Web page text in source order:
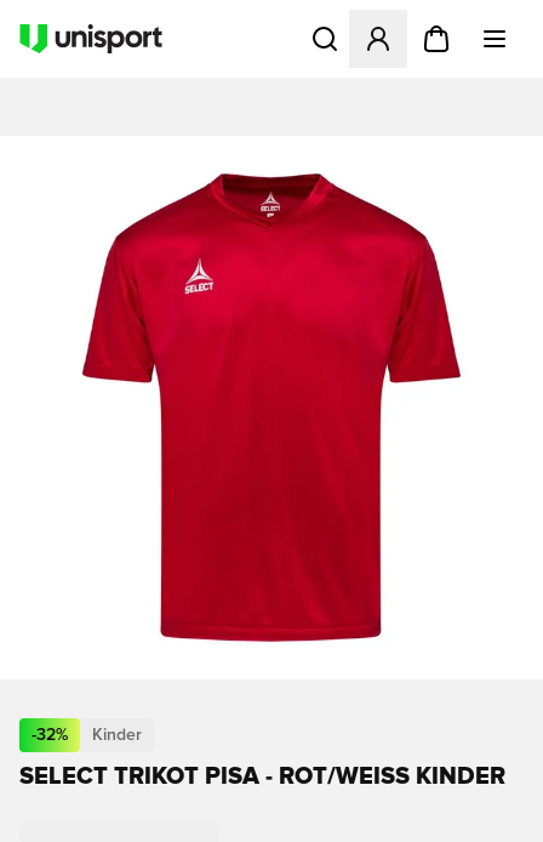
Öffnet ein Fenster zum
-32% Kinder
SELECT TRIKOT PISA - ROT/WEISS KINDER